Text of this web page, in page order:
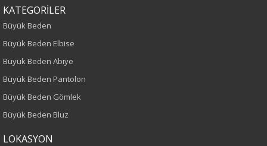
Kalıp
Büyük Beden
75
KATEGORİLER
Büyük Beden
Büyük Beden Elbise
Büyük Beden Abiye
Büyük Beden Pantolon
Büyük Beden Gömlek
Büyük Beden Bluz
LOKASYON